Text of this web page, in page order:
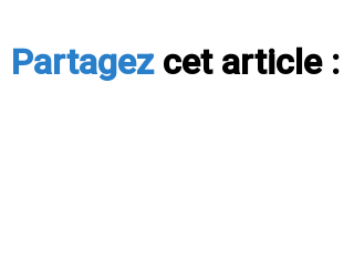
Partagezcet article :